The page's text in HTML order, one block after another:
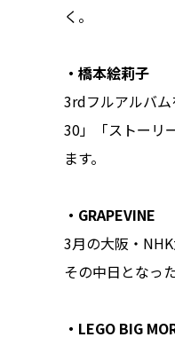
く。
・橋本絵莉子
3rdフルアルバ
30」「ストーリ
ます。
・GRAPEVINE
3月の大阪・
その中日となっ
・LEGO BIG